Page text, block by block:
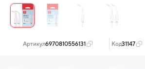
Артикул:6970810556131 Код:31147